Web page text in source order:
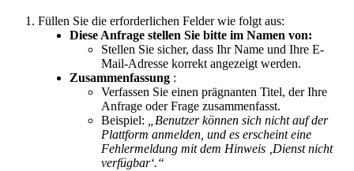
Füllen Sie die erforderlichen Felder wie folgt aus:
Diese Anfrage stellen Sie bitte im Namen von:
Stellen Sie sicher, dass Ihr Name und Ihre E-
Mail-Adresse korrekt angezeigt werden.
Zusammenfassung :
Verfassen Sie einen prägnanten Titel, der Ihre
Anfrage oder Frage zusammenfasst.
Beispiel: Benutzer können sich nicht auf der
Plattform anmelden und es erscheint eine
Fehlermeldung mit dem Hinweis Dienst nicht
verfügbar‘.“